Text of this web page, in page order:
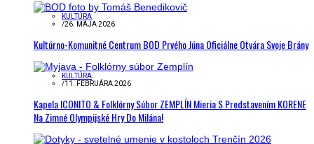
KULTÚRA
/26. MÁJA 2026
Kultúrno-Komunitné Centrum BOD Prvého Júna Oficiálne Otvára Svoje Brány
KULTÚRA
/11. FEBRUÁRA 2026
Kapela ICONITO & Folklórny Súbor ZEMPLÍN Mieria S Predstavením KORENE
Na Zimné Olympijské Hry Do Milána!